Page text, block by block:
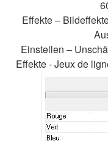
Effekte –
Einstellen –
Effekte - Jeux de